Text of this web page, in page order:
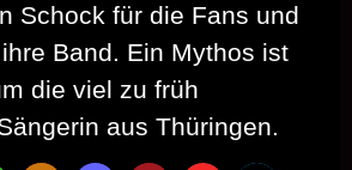
Schock für die Fans und
Band. Ein Mythos ist
die viel zu früh
aus Thüringen.